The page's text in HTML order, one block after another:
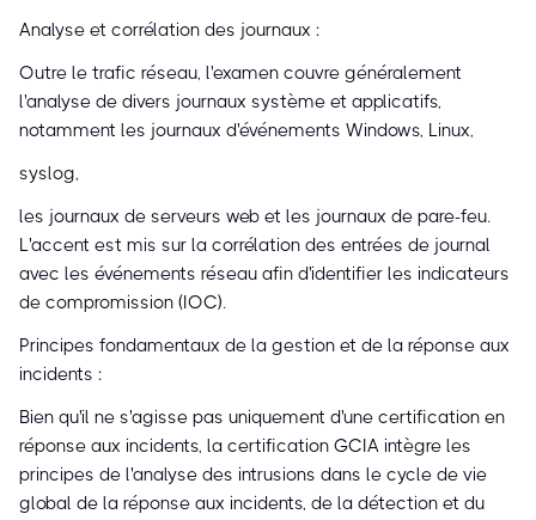
Analyse et corrélation des journaux :
Outre le trafic réseau, l'examen couvre généralement
l'analyse de divers journaux système et applicatifs,
notamment les journaux d'événements Windows, Linux,
syslog,
les journaux de serveurs web et les journaux de pare-feu.
L'accent est mis sur la corrélation des entrées de journal
avec les événements réseau afin d'identifier les indicateurs
de compromission (IOC).
Principes fondamentaux de la gestion et de la réponse aux
incidents :
Bien qu'il ne s'agisse pas uniquement d'une certification en
réponse aux incidents, la certification GCIA intègre les
principes de l'analyse des intrusions dans le cycle de vie
global de la réponse aux incidents, de la détection et du